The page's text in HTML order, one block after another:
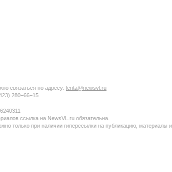
связаться по адресу: lenta@newsvl.ru
280−66−15
ссылка на NewsVL.ru обязательна.
только при наличии гиперссылки на публикацию, материалы